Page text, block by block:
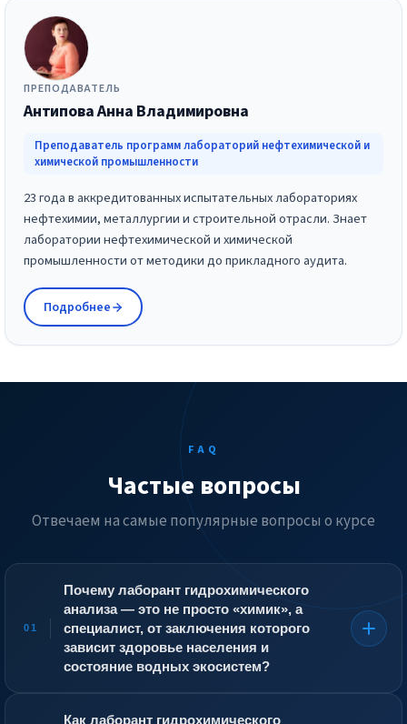
ПРЕПОДАВАТЕЛЬ
Антипова Анна Владимировна
Преподаватель программ лабораторий нефтехимической и
химической промышленности
23 года в аккредитованных испытательных лабораториях
нефтехимии, металлургии и строительной отрасли. Знает
лаборатории нефтехимической и химической
промышленности от методики до прикладного аудита.
Подробнее
FAQ
Частые вопросы
Отвечаем на самые популярные вопросы о курсе
01
Почему лаборант гидрохимического
анализа — это не просто «химик», а
специалист, от заключения которого
зависит здоровье населения и
состояние водных экосистем?
общей химии. Лаборант определяет не только
Как лаборант гидрохимического